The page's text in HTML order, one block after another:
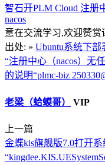
智石开PLM Cloud 注册
nacos
意在交流学习,欢迎赞
出处: » Ubuntu系统下
“注册中心（nacos）无
的说明“plmc-biz
老梁（蛤蟆哥） VIP
上一篇
金蝶kis旗舰版7.0打开